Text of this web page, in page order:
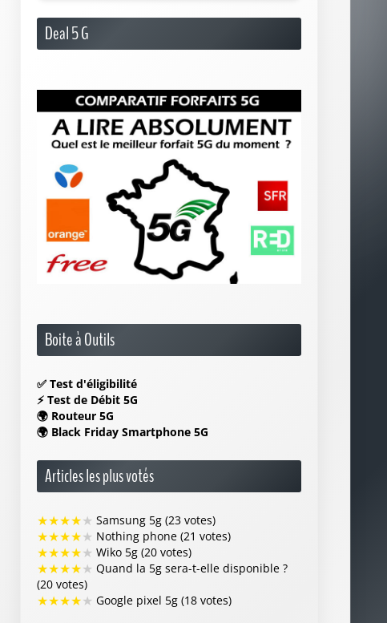
Deal 5 G
Boite à Outils
✅ Test d'éligibilité
⚡ Test de Débit 5G
🌍 Routeur 5G
🌍 Black Friday Smartphone 5G
Articles les plus votés
★★★★★ Samsung 5g (23 votes)
★★★★★ Nothing phone (21 votes)
★★★★★ Wiko 5g (20 votes)
★★★★★ Quand la 5g sera-t-elle disponible ?
(20 votes)
★★★★★ Google pixel 5g (18 votes)